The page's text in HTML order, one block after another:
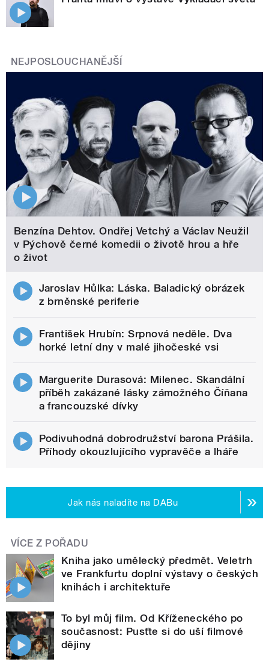
NEJPOSLOUCHANĚJŠÍ
Benzína Dehtov. Ondřej Vetchý a Václav Neužil
v Pýchově černé komedii o životě hrou a hře
o život
Jaroslav Hůlka: Láska. Baladický obrázek
z brněnské periferie
František Hrubín: Srpnová neděle. Dva
horké letní dny v malé jihočeské vsi
Marguerite Durasová: Milenec. Skandální
příběh zakázané lásky zámožného Číňana
a francouzské dívky
Podivuhodná dobrodružství barona Prášila.
Příhody okouzlujícího vypravěče a lháře
Jak nás naladíte na DABu
VÍCE Z POŘADU
Kniha jako umělecký předmět. Veletrh
ve Frankfurtu doplní výstavy o českých
knihách i architektuře
To byl můj film. Od Kříženeckého po
současnost: Pusťte si do uší filmové
dějiny